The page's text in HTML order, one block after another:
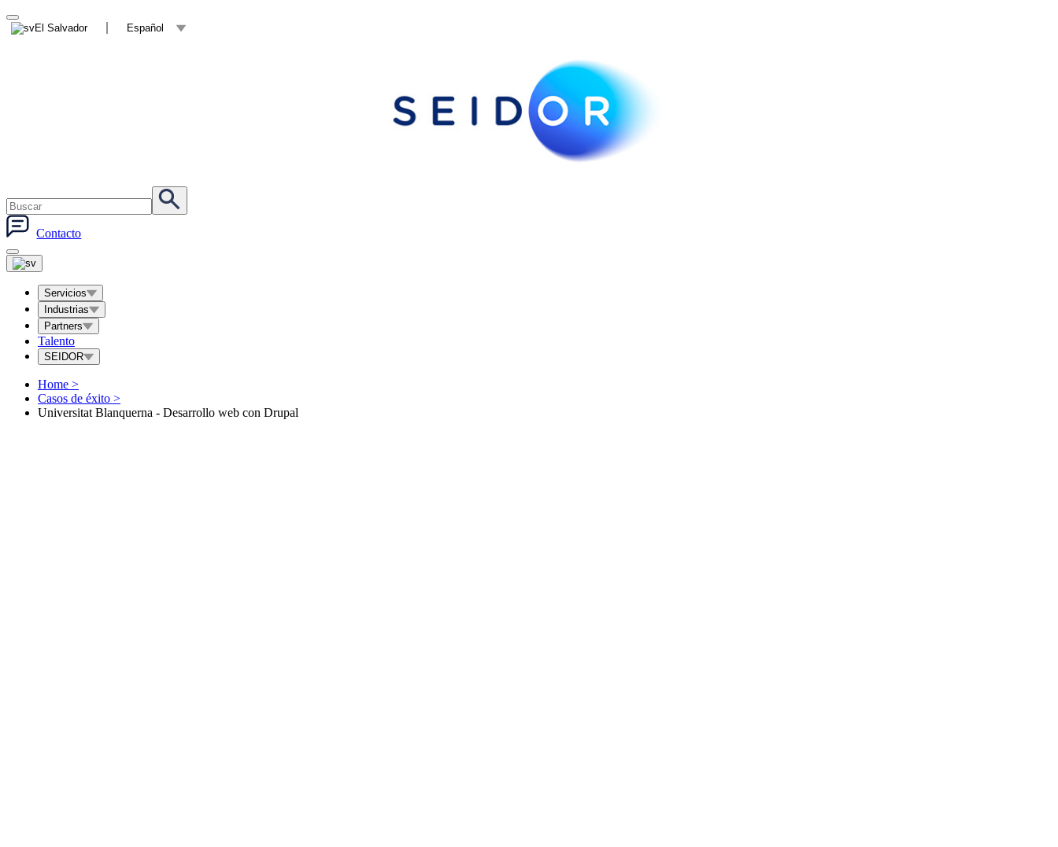
El Salvador Español
Contacto
Servicios
Industrias
Partners
Talento
SEIDOR
Home >
Casos de éxito >
Universitat Blanquerna - Desarrollo web con Drupal